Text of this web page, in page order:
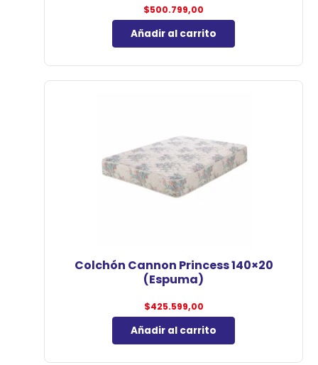
$500.799,00
Añadir al carrito
Colchón Cannon Princess 140×20
(Espuma)
$425.599,00
Añadir al carrito